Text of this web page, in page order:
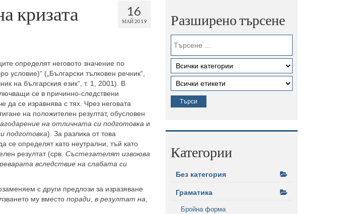
16
МАЙ 2019
кризата
определят неговото значение по
условие)“ („Български тълковен речник“,
на българския език“, т. 1, 2001). В
се в причинно-следствени
да се изравнява с тях. Чрез неговата
на положителен резултат, обусловен
на отличната си подготовка и
подготовка). За разлика от това
се определят като неутрални, тъй като
резултат (срв. Състезателят извоюва
вследствие на слабата си
с други предлози за изразяване
му вместо поради в резултат на
Разширено търсене
Категории
Без категория
Граматика
Бройна форма